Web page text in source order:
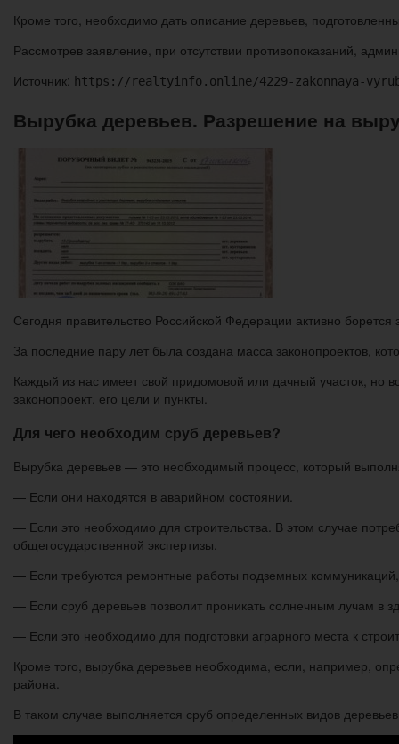
Кроме того, необходимо дать описание деревьев,
Рассмотрев заявление, при отсутствии противопоказаний,
Источник: https://realtyinfo.online/4229-zakonnaya-
Вырубка деревьев. Разрешение на
Сегодня правительство Российской Федерации активно
За последние пару лет была создана масса законопроектов,
Каждый из нас имеет свой придомовой или дачный участок, но
законопроект, его цели и пункты.
Для чего необходим сруб деревьев?
Вырубка деревьев — это необходимый процесс, который
— Если они находятся в аварийном состоянии.
— Если это необходимо для строительства. В этом случае
общегосударственной экспертизы.
— Если требуются ремонтные работы подземных
— Если сруб деревьев позволит проникать солнечным лучам в
— Если это необходимо для подготовки аграрного места к
Кроме того, вырубка деревьев необходима, если, например,
района.
В таком случае выполняется сруб определенных видов